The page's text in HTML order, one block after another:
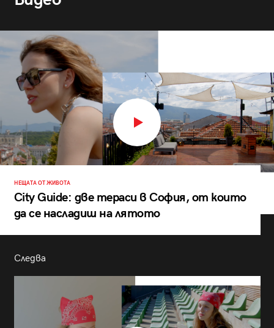
НЕЩАТА ОТ ЖИВОТА
City Guide: две тераси в София, от които
да се насладиш на лятото
Следва